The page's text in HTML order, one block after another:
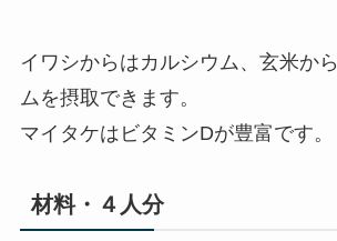
イワシからはカルシウム、玄米か
ムを摂取できます。
マイタケはビタミンDが豊富です。
材料・４人分